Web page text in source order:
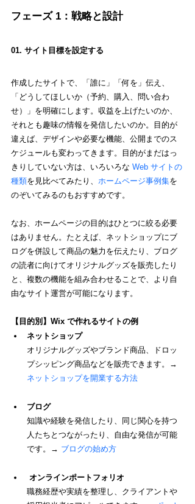
フェーズ 1：戦略と設計
01. サイト目標を設定する
作成したサイトで、「誰に」「何を」伝え、
「どうしてほしいか（予約、購入、問い合わ
せ）」を明確にします。収益を上げたいのか、
それとも趣味の情報を発信したいのか。目的が
違えば、デザインや必要な機能、公開までのス
ケジュールも変わってきます。目的がまだはっ
きりしていない方は、いろいろな Web サイトの
種類を見比べてみたり、 ホームページ事例集を
のぞいてみるのもおすすめです。
なお、ホームページの目的はひとつに絞る必要
はありません。たとえば、ネットショップにブ
ログを併設して商品の魅力を伝えたり、ブログ
の読者に向けてオリジナルグッズを販売したり
と、複数の機能を組み合わせることで、より自
由なサイト運営が可能になります。
【目的別】Wix で作れるサイトの例
ネットショップ
オリジナルグッズやブランド商品、ドロッ
プシッピング商品などを販売できます。→
ネットショップを開業する方法
ブログ
知識や経験を発信したり、同じ関心を持つ
人たちとつながったり、自由な発信が可能
です。→ ブログの始め方
オンラインポートフォリオ
職務経歴や実績を整理し、クライアントや